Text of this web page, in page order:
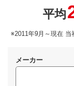
平均
※2011年9月～現在 当
メーカー